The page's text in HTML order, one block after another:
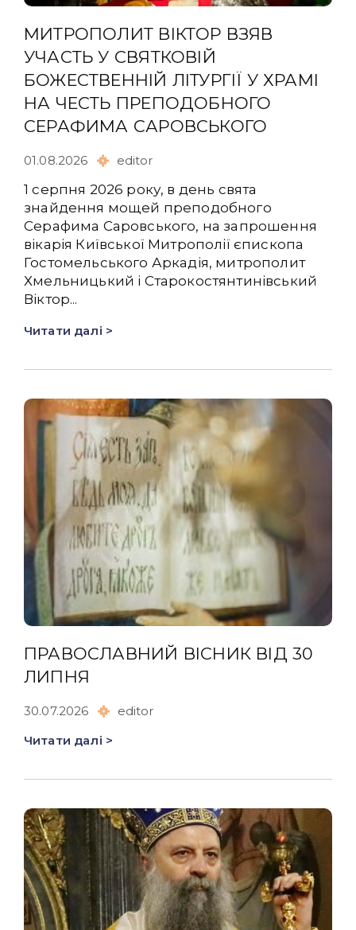
МИТРОПОЛИТ ВІКТОР ВЗЯВ
УЧАСТЬ У СВЯТКОВІЙ
БОЖЕСТВЕННІЙ ЛІТУРГІЇ У ХРАМІ
НА ЧЕСТЬ ПРЕПОДОБНОГО
СЕРАФИМА САРОВСЬКОГО
01.08.2026 editor
1 серпня 2026 року, в день свята
знайдення мощей преподобного
Серафима Саровського, на запрошення
вікарія Київської Митрополії єпископа
Гостомельського Аркадія, митрополит
Хмельницький і Старокостянтинівський
Віктор...
Читати далі >
ПРАВОСЛАВНИЙ ВІСНИК ВІД 30
ЛИПНЯ
30.07.2026
editor
Читати далі >